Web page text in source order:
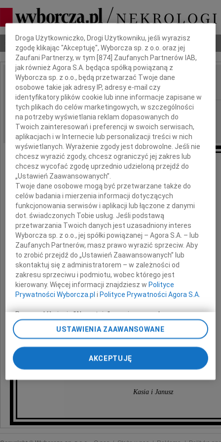
Nekrologi Odeszli Poradnik pogrzebowy
IMIĘ I NAZWISKO: Małgorzata Walaszek
REGION: Kraków
DATA EMISJI: 20.05.2011
Wstrząsająco niespodziewanie opuściła nas
niezrównana i nieodżałowana
Gosia Walaszek
Nigdy o Tobie nie zapomnimy, Gosiu.
Druhu, jesteśmy i pozostaniemy z Tobą.
Kasia i Janusz
Dbamy o Twoją prywatność
Droga Użytkowniczko, Drogi Użytkowniku, jeśli wyrazisz
zgodę klikając "Akceptuję", Wyborcza sp. z o.o. oraz jej
Zaufani Partnerzy, w tym [874 ] Zaufanych Partnerów IAB,
jak również Agora S.A. będąca spółką powiązaną z
Wyborcza sp. z o.o., będą przetwarzać Twoje dane
osobowe takie jak adresy IP, adresy e-mail czy
identyfikatory plików cookie lub inne informacje zapisane w
tych plikach do celów marketingowych, w szczególności
na potrzeby wyświetlania reklam dopasowanych do
Twoich zainteresowań i preferencji w swoich serwisach,
aplikacjach i w Internecie lub personalizacji treści w nich
wyświetlanych. Wyrażenie zgody jest dobrowolne. Jeśli nie
chcesz wyrazić zgody, chcesz ograniczyć jej zakres lub
chcesz wycofać zgodę uprzednio udzieloną przejdź do
„Ustawień Zaawansowanych”.
Twoje dane osobowe mogą być przetwarzane także do
celów badania i mierzenia informacji dotyczących
funkcjonowania serwisów i aplikacji lub łączone z danymi
dot. świadczonych Tobie usług. Jeśli podstawą
przetwarzania Twoich danych jest uzasadniony interes
Wyborcza sp. z o.o., jej spółki powiązanej – Agora S.A. – lub
Zaufanych Partnerów, masz prawo wyrazić sprzeciw. Aby
to zrobić przejdź do „Ustawień Zaawansowanych” lub
skontaktuj się z administratorem – w zależności od
zakresu sprzeciwu i podmiotu, wobec którego jest
kierowany. Więcej informacji znajdziesz w Polityce
Prywatności Wyborcza.pl i Polityce Prywatności Agora S.A.
Poprzez kliknięcie "Akceptuję" wyrażasz zgodę na
zainstalowanie i przechowywanie plików typu cookie
Wyborczej sp. z o. o. jej Zaufanych Partnerów i Agora S.A.
chwili zmienić swoje preferencje dot. plików cookie,
ponownie wywołując narzędzie do zarządzania Twoimi
przechodząc do sekcji „Ustawienia zaawansowane”.
USTAWIENIA ZAAWANSOWANE
AKCEPTUJĘ